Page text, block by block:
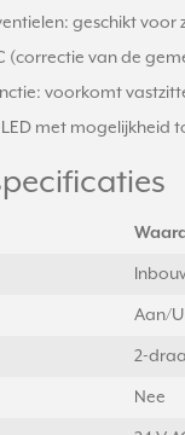
geschikt voor
(correctie van de
voorkomt
met mogelijkheid
Aan/
2-
Nee